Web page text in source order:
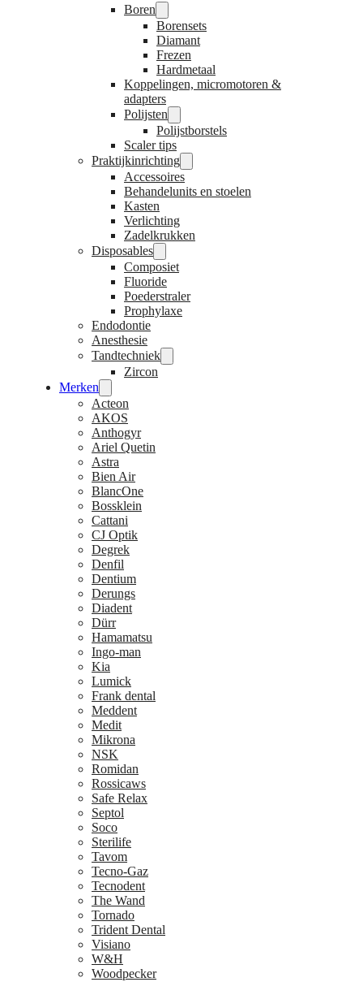
Boren
Borensets
Diamant
Frezen
Hardmetaal
Koppelingen, micromotoren &
adapters
Polijsten
Polijstborstels
Scaler tips
Praktijkinrichting
Accessoires
Behandelunits en stoelen
Kasten
Verlichting
Zadelkrukken
Disposables
Composiet
Fluoride
Poederstraler
Prophylaxe
Endodontie
Anesthesie
Tandtechniek
Zircon
Merken
Acteon
AKOS
Anthogyr
Ariel Quetin
Astra
Bien Air
BlancOne
Bossklein
Cattani
CJ Optik
Degrek
Denfil
Dentium
Derungs
Diadent
Dürr
Hamamatsu
Ingo-man
Kia
Lumick
Frank dental
Meddent
Medit
Mikrona
NSK
Romidan
Rossicaws
Safe Relax
Septol
Soco
Sterilife
Tavom
Tecno-Gaz
Tecnodent
The Wand
Tornado
Trident Dental
Visiano
W&H
Woodpecker